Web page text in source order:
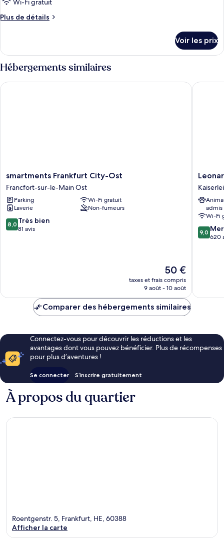
Wi-Fi gratuit
Plus de détails
Plus
le
type
de
chambre
Chambre
Voir les prix
Hébergements similaires
smartments
Frankfurt
City-
Ost
Francfort-
sur-
le-
smartments Frankfurt City-Ost
Francfort-sur-le-Main Ost
Parking
Wi-Fi gratuit
Laverie
Non-fumeurs
8.0
sur
8,0 Très bien
81 avis
Le
nouveau
prix
de
50 €
taxes et frais compris
9 août - 10 août
smartments Frankfurt City-Ost
Hotel
Kaiserlei
Kaiserlei
admis
Wi-Fi
9.0
sur
9,0
620
Comparer des hébergements similaires
Connectez-vous pour découvrir les réductions et les
avantages dont vous pouvez bénéficier. Plus de récompenses
pour plus d’aventures !
Se connecter S’inscrire gratuitement
À propos du quartier
Roentgenstr. 5, Frankfurt, HE, 60388
Afficher la carte